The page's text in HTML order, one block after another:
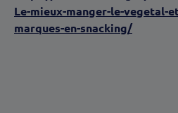
Le-mieux-manger-le-vegetal-
marques-en-snacking/